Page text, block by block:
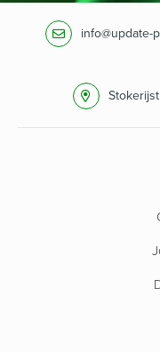
info@update-